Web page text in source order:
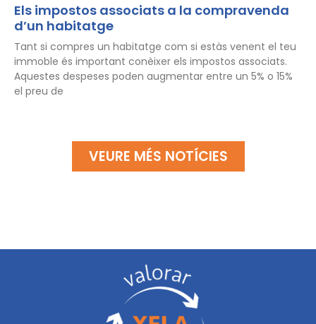
Els impostos associats a la compravenda
d’un habitatge
Tant si compres un habitatge com si estàs venent el teu
immoble és important conèixer els impostos associats.
Aquestes despeses poden augmentar entre un 5% o 15%
el preu de
VEURE MÉS NOTÍCIES